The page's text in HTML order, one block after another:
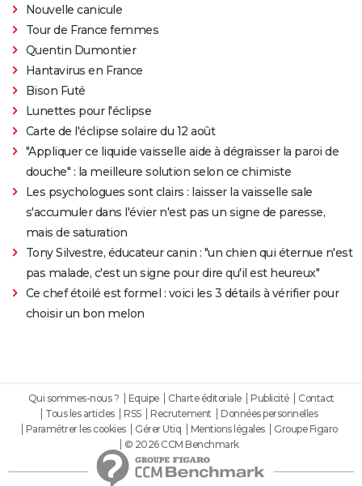
Nouvelle canicule
Tour de France femmes
Quentin Dumontier
Hantavirus en France
Bison Futé
Lunettes pour l'éclipse
Carte de l'éclipse solaire du 12 août
"Appliquer ce liquide vaisselle aide à dégraisser la paroi de
douche" : la meilleure solution selon ce chimiste
Les psychologues sont clairs : laisser la vaisselle sale
s'accumuler dans l'évier n'est pas un signe de paresse,
mais de saturation
Tony Silvestre, éducateur canin : "un chien qui éternue n'est
pas malade, c'est un signe pour dire qu'il est heureux"
Ce chef étoilé est formel : voici les 3 détails à vérifier pour
choisir un bon melon
Qui sommes-nous ? Equipe Charte éditoriale Publicité
Contact
Tous les articles
RSS Recrutement
Données personnelles
Paramétrer les cookies
Gérer Utiq Mentions légales
Groupe Figaro
© 2026 CCM Benchmark